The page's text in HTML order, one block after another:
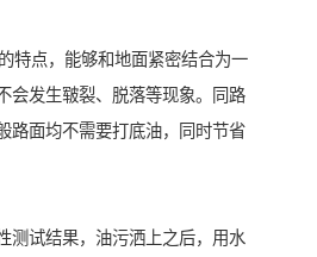
特点，能够和地面紧密结合为一
会发生皲裂、脱落等现象。同路
路面均不需要打底油，同时节省
测试结果，油污洒上之后，用水